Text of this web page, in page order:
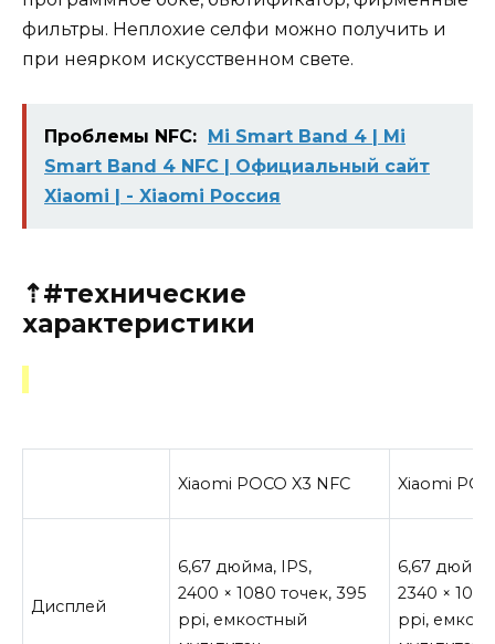
фильтры. Неплохие селфи можно получить и
при неярком искусственном свете.
Проблемы NFC: Mi Smart Band 4 | Mi
Smart Band 4 NFC | Официальный сайт
Xiaomi | - Xiaomi Россия
⇡#технические
характеристики
Xiaomi POCO X3 NFC Xiaomi
Дисплей
6,67 дюйма, IPS,
2400 × 1080 точек, 395
ppi, емкостный
6,67
2340 ×
ppi,